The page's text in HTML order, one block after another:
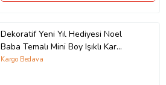
Dekoratif Yeni Yıl Hediyesi Noel
Baba Temalı Mini Boy Işıklı Kar
Küresi 6,5 cm
Kargo Bedava